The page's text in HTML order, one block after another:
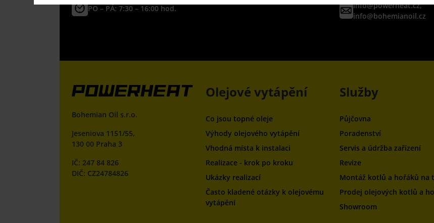
PO – PÁ: 7:30 – 16:00 hod.
info@powerheat.cz,
info@bohemianoil.cz
Bohemian Oil s.r.o.
Jeseniova 1151/55,
130 00 Praha 3
IČ: 247 84 826
DIČ: CZ24784826
Olejové vytápění
Co jsou topné oleje
Výhody olejového vytápění
Vhodná místa k instalaci
Realizace - krok po kroku
Ukázky realizací
Často kladené otázky k olejovému
vytápění
Služby
Půjčovna
Poradenství
Servis a údržba zařízení
Revize
Montáž kotlů a hořáků na
Prodej olejových kotlů a
Showroom